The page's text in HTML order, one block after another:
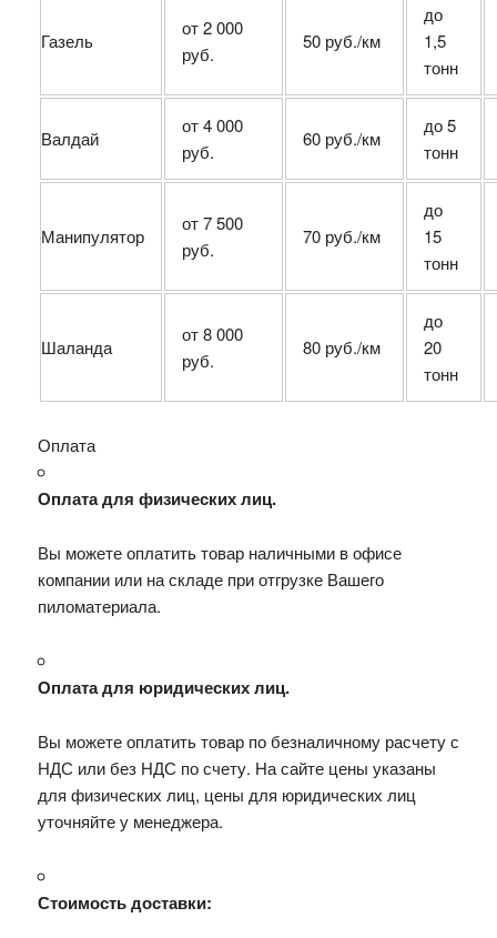
Газель
от 2 000
руб.
50 руб./км
до
1,5
тонн
Валдай
от 4 000
руб.
60 руб./км
до 5
тонн
Манипулятор
от 7 500
руб.
70 руб./км
до
15
тонн
Шаланда
от 8 000
руб.
80 руб./км
до
20
тонн
Оплата
Оплата для физических лиц.
Вы можете оплатить товар наличными в офисе
компании или на складе при отгрузке Вашего
пиломатериала.
Оплата для юридических лиц.
Вы можете оплатить товар по безналичному расчету с
НДС или без НДС по счету. На сайте цены указаны
для физических лиц, цены для юридических лиц
уточняйте у менеджера.
Стоимость доставки: